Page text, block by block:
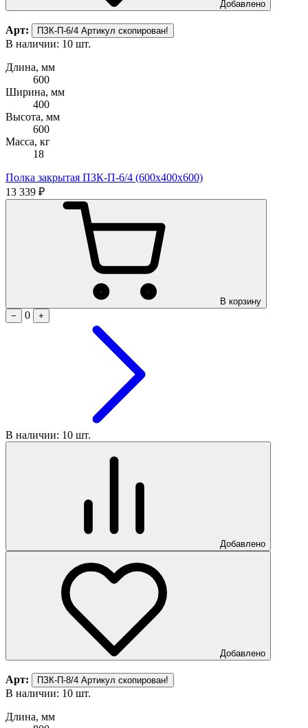
Добавлено
Арт: ПЗК-П-6/4 Артикул скопирован!
В наличии: 10 шт.
Длина, мм
600
Ширина, мм
400
Высота, мм
600
Масса, кг
18
Полка закрытая ПЗК-П-6/4 (600х400х600)
13 339 ₽
В корзину
−
0 +
В наличии: 10 шт.
Добавлено
Добавлено
Арт: ПЗК-П-8/4 Артикул скопирован!
В наличии: 10 шт.
Длина, мм